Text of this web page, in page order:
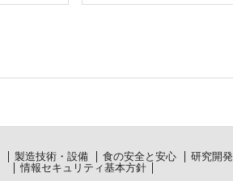
製造技術・設備 食の安全と安心 研究開発
情報セキュリティ基本方針